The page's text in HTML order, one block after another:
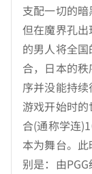
支配一切的暗
但在魔界孔
的男人将全
合，日本的
序并没能持
游戏开始时
合(通称学连
本为舞台。
别是：由